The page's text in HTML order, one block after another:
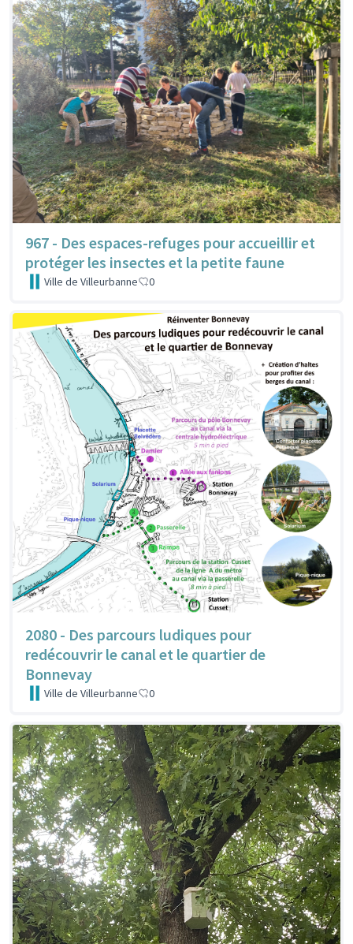
967 - Des espaces-refuges pour accueillir et
protéger les insectes et la petite faune
Ville de Villeurbanne 0
2080 - Des parcours ludiques pour
redécouvrir le canal et le quartier de
Bonnevay
Ville de Villeurbanne 0